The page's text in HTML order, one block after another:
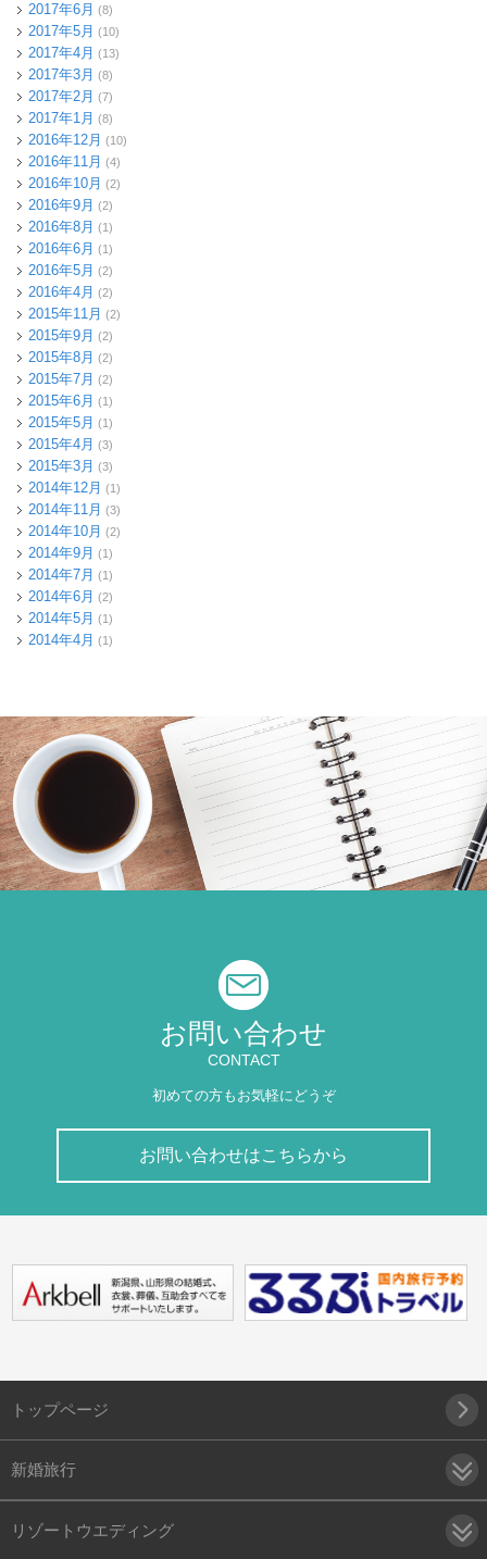
2017年6月 (8)
2017年5月 (10)
2017年4月 (13)
2017年3月 (8)
2017年2月 (7)
2017年1月 (8)
2016年12月 (10)
2016年11月 (4)
2016年10月 (2)
2016年9月 (2)
2016年8月 (1)
2016年6月 (1)
2016年5月 (2)
2016年4月 (2)
2015年11月 (2)
2015年9月 (2)
2015年8月 (2)
2015年7月 (2)
2015年6月 (1)
2015年5月 (1)
2015年4月 (3)
2015年3月 (3)
2014年12月 (1)
2014年11月 (3)
2014年10月 (2)
2014年9月 (1)
2014年7月 (1)
2014年6月 (2)
2014年5月 (1)
2014年4月 (1)
お問い合わせ
CONTACT
初めての方もお気軽にどうぞ
お問い合わせはこちらから
トップページ
新婚旅行
リゾートウエディング